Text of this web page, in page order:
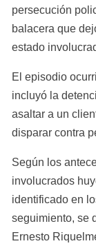
persecución
balacera que
estado
El episodio
incluyó la
asaltar a un
disparar contra
Según los
involucrados
identificado en
seguimiento, se
Ernesto